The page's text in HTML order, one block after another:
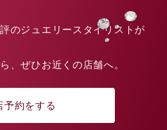
のジュエリースタイリストが
、ぜひお近くの店舗へ。
予約をする